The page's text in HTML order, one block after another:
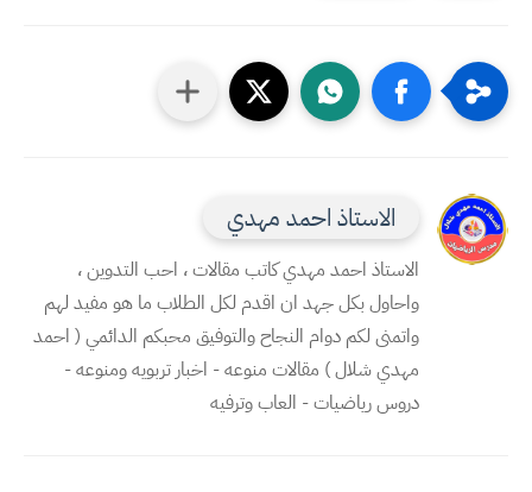
الاستاذ احمد مهدي
الاستاذ احمد مهدي كاتب مقالات ، احب التدوين ،
واحاول بكل جهد ان اقدم لكل الطلاب ما هو مفيد لهم
واتمنى لكم دوام النجاح والتوفيق محبكم الدائمي ( احمد
مهدي شلال ) مقالات منوعه - اخبار تربويه ومنوعه -
دروس رياضيات - العاب وترفيه